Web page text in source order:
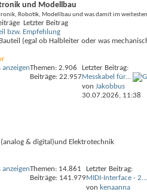
und Modellbau
Robotik, Modellbau und was damit im
Letzter Beitrag
bzw. Empfehlung
(egal ob Halbleiter oder was
anzeigenThemen: 2.906
Beiträge: 22.957
Letzter Beitrag:
Messkabel für...
von Jakobbus
30.07.2026, 11:38
& digital)und Elektrotechnik
anzeigenThemen: 14.861
Beiträge: 141.979
Letzter Beitrag:
MIDI-Interface - 2...
von kenaanna